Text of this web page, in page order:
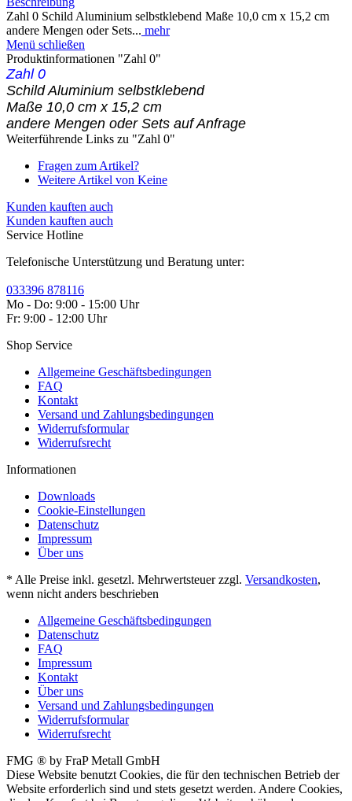
Zahl 0 Schild Aluminium selbstklebend Maße 10,0 cm x 15,2 cm
andere Mengen oder Sets... mehr
Menü schließen
Produktinformationen "Zahl 0"
Zahl 0
Schild Aluminium selbstklebend
Maße 10,0 cm x 15,2 cm
andere Mengen oder Sets auf Anfrage
Weiterführende Links zu "Zahl 0"
Fragen zum Artikel?
Weitere Artikel von Keine
Kunden kauften auch
Kunden kauften auch
Service Hotline
Telefonische Unterstützung und Beratung unter:
033396 878116
Mo - Do: 9:00 - 15:00 Uhr
Fr: 9:00 - 12:00 Uhr
Shop Service
Allgemeine Geschäftsbedingungen
FAQ
Kontakt
Versand und Zahlungsbedingungen
Widerrufsformular
Widerrufsrecht
Informationen
Downloads
Cookie-Einstellungen
Datenschutz
Impressum
Über uns
* Alle Preise inkl. gesetzl. Mehrwertsteuer zzgl. Versandkosten,
wenn nicht anders beschrieben
Allgemeine Geschäftsbedingungen
Datenschutz
FAQ
Impressum
Kontakt
Über uns
Versand und Zahlungsbedingungen
Widerrufsformular
Widerrufsrecht
FMG ® by FraP Metall GmbH
Diese Website benutzt Cookies, die für den technischen Betrieb der
Website erforderlich sind und stets gesetzt werden. Andere Cookies,